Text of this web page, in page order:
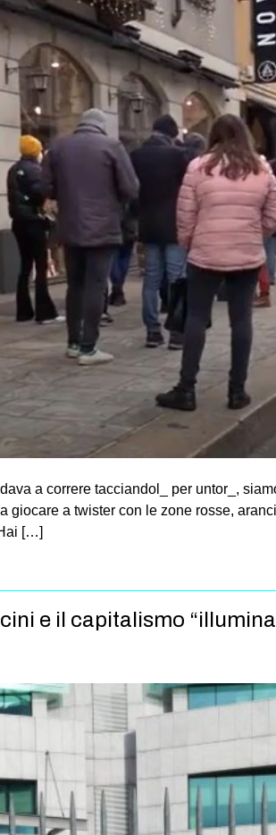
a correre tacciandol_ per untor_,
a twister con le zone rosse,
[…]
e il capitalismo